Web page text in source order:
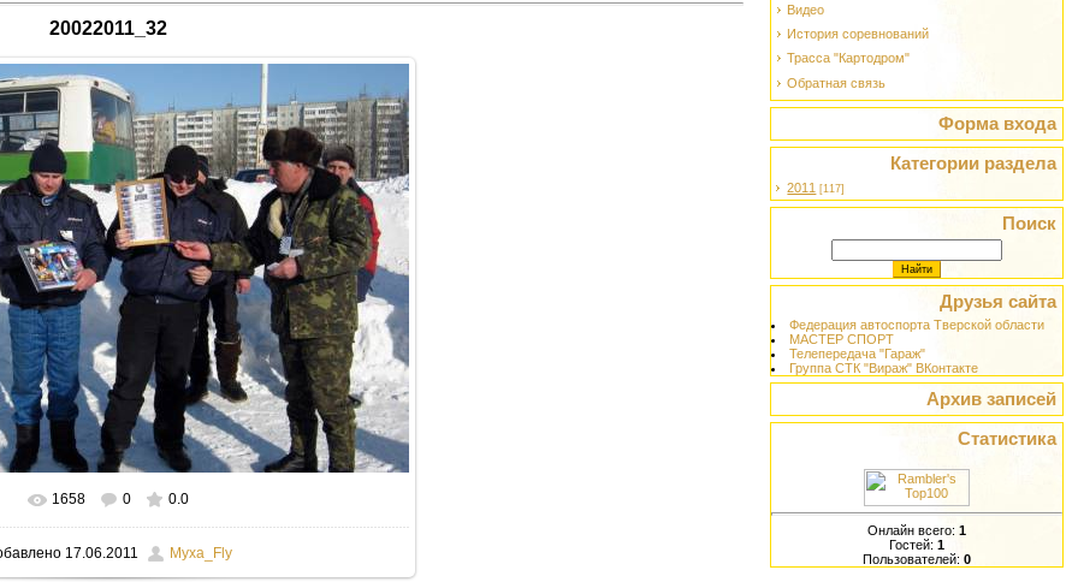
20022011_32
реальном размере 800x545
1658 0 0.0
17.06.2011 Myxa_Fly
Видео
История соревнований
Трасса "Картодром"
Обратная связь
Форма входа
Категории раздела
2011 [117]
Поиск
Друзья сайта
Федерация автоспорта Тверской области
МАСТЕР СПОРТ
Телепередача "Гараж"
Группа СТК "Вираж" ВКонтакте
Архив записей
Статистика
Онлайн всего: 1
Гостей: 1
Пользователей: 0